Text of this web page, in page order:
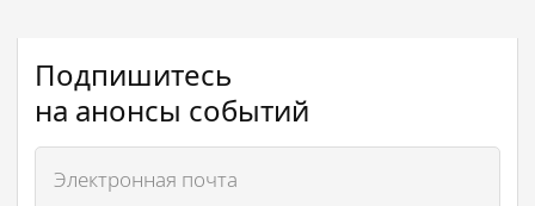
Подпишитесь
на анонсы событий